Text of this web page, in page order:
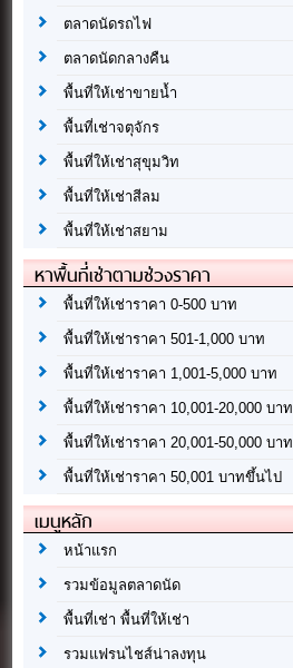
ตลาดนัดรถไฟ
ตลาดนัดกลางคืน
พื้นที่ให้เช่าขายน้ำ
พื้นที่เช่าจตุจักร
พื้นที่ให้เช่าสุขุมวิท
พื้นที่ให้เช่าสีลม
พื้นที่ให้เช่าสยาม
หาพื้นที่เช่าตามช่วงราคา
พื้นที่ให้เช่าราคา 0-500 บาท
พื้นที่ให้เช่าราคา 501-1,000 บาท
พื้นที่ให้เช่าราคา 1,001-5,000 บาท
พื้นที่ให้เช่าราคา 10,001-20,000 บาท
พื้นที่ให้เช่าราคา 20,001-50,000 บาท
พื้นที่ให้เช่าราคา 50,001 บาทขึ้นไป
เมนูหลัก
หน้าแรก
รวมข้อมูลตลาดนัด
พื้นที่เช่า พื้นที่ให้เช่า
รวมแฟรนไชส์น่าลงทุน